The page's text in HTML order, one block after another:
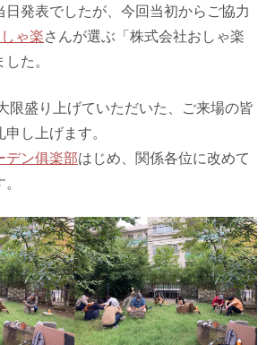
日発表でしたが、今回当初からご協力
ゃ楽さんが選ぶ「株式会社おしゃ楽
た。
限盛り上げていただいた、ご来場の皆
し上げます。
デン俱楽部はじめ、関係各位に改めて